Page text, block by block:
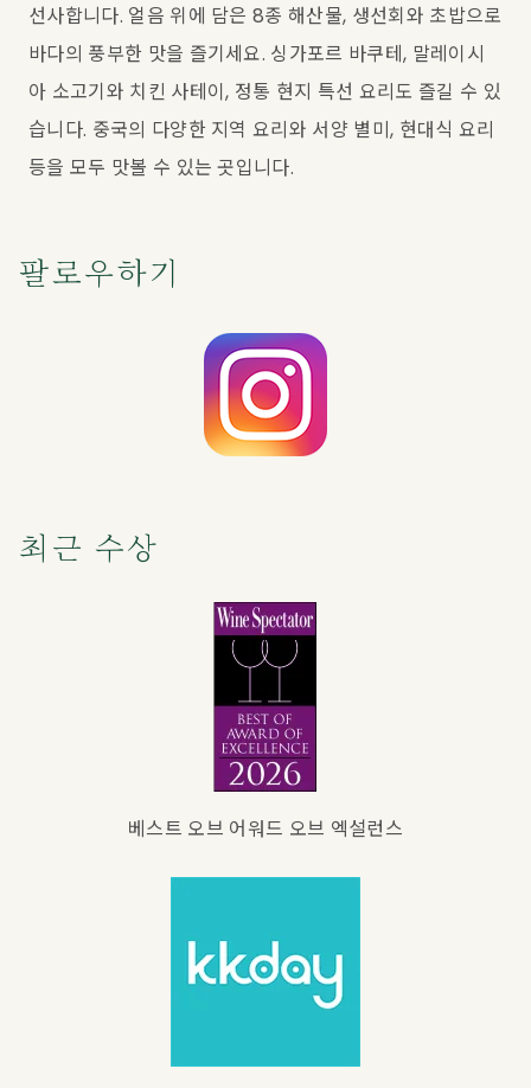
선사합니다. 얼음 위에 담은 8종 해산물, 생선회와 초밥으로
바다의 풍부한 맛을 즐기세요. 싱가포르 바쿠테, 말레이시
아 소고기와 치킨 사테이, 정통 현지 특선 요리도 즐길 수 있
습니다. 중국의 다양한 지역 요리와 서양 별미, 현대식 요리
등을 모두 맛볼 수 있는 곳입니다.
팔로우하기
최근 수상
베스트 오브 어워드 오브 엑설런스